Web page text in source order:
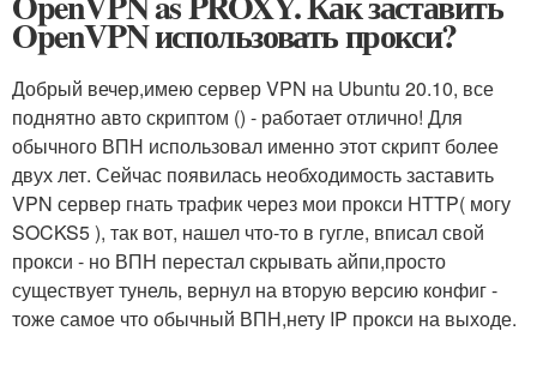
OpenVPN использовать прокси?
Добрый вечер,имею сервер VPN на Ubuntu 20.10, все
поднятно авто скриптом () - работает отлично! Для
обычного ВПН использовал именно этот скрипт более
двух лет. Сейчас появилась необходимость заставить
VPN сервер гнать трафик через мои прокси HTTP( могу
SOCKS5 ), так вот, нашел что-то в гугле, вписал свой
прокси - но ВПН перестал скрывать айпи,просто
существует тунель, вернул на вторую версию конфиг -
тоже самое что обычный ВПН,нету IP прокси на выходе.